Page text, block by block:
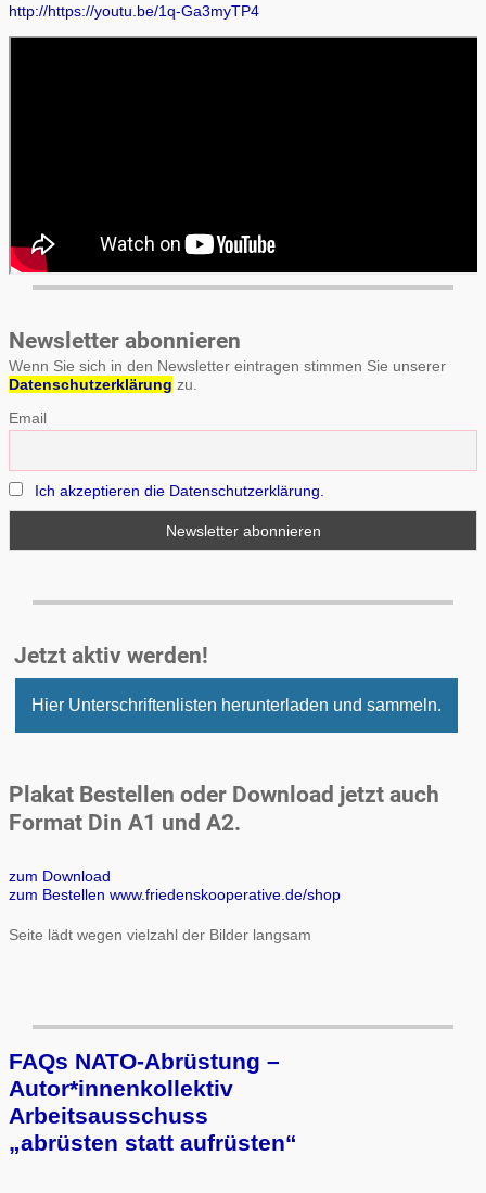
http://https://youtu.be/1q-Ga3myTP4
Newsletter abonnieren
Wenn Sie sich in den Newsletter eintragen stimmen Sie unserer
Datenschutzerklärung zu.
Email
Ich akzeptieren die Datenschutzerklärung.
Jetzt aktiv werden!
Hier Unterschriftenlisten herunterladen und sammeln.
Plakat Bestellen oder Download jetzt auch
Format Din A1 und A2.
zum Download
zum Bestellen www.friedenskooperative.de/shop
Seite lädt wegen vielzahl der Bilder langsam
FAQs NATO-Abrüstung –
Autor*innenkollektiv
Arbeits­aus­schuss
„ab­rüs­ten statt auf­rüs­ten“